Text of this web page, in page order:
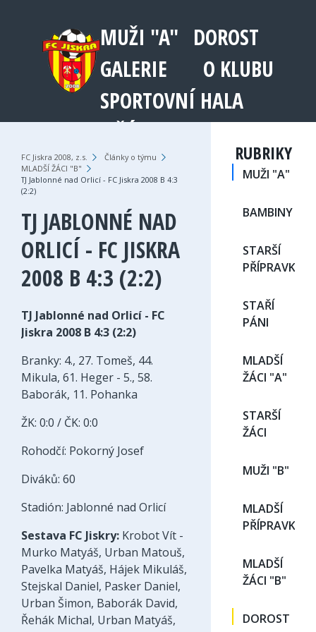
MUŽI "A" DOROST
GALERIE
O KLUBU
SPORTOVNÍ HALA
FC Jiskra 2008, z.s. › Články o týmu ›
MLADŠÍ ŽÁCI "B" ›
TJ Jablonné nad Orlicí - FC Jiskra 2008 B 4:3
(2:2)
TJ JABLONNÉ NAD
ORLICÍ - FC JISKRA
2008 B 4:3 (2:2)
TJ Jablonné nad Orlicí - FC
Jiskra 2008 B 4:3 (2:2)
Branky: 4., 27. Tomeš, 44.
Mikula, 61. Heger - 5., 58.
Baborák, 11. Pohanka
ŽK: 0:0 / ČK: 0:0
Rohodčí: Pokorný Josef
Diváků: 60
Stadión: Jablonné nad Orlicí
Sestava FC Jiskry: Krobot Vít -
Murko Matyáš, Urban Matouš,
Pavelka Matyáš, Hájek Mikuláš,
Stejskal Daniel, Pasker Daniel,
Urban Šimon, Baborák David,
Řehák Michal, Urban Matyáš,
RUBRIKY
MUŽI "A"
BAMBINY
STARŠÍ
PŘÍPRAVKA
STAŘÍ
PÁNI
MLADŠÍ
ŽÁCI "A"
STARŠÍ
ŽÁCI
MUŽI "B"
MLADŠÍ
PŘÍPRAVKA
MLADŠÍ
ŽÁCI "B"
DOROST